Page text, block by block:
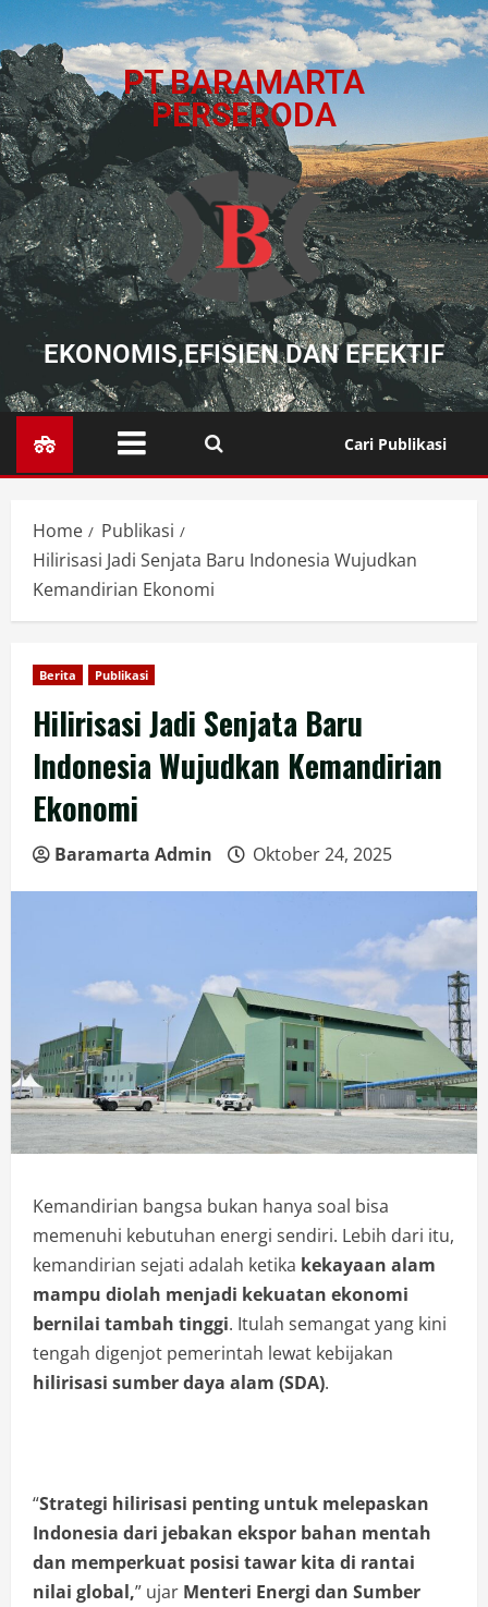
PT BARAMARTA
PERSERODA
EKONOMIS,EFISIEN DAN EFEKTIF
Cari Publikasi
Home
Publikasi
Hilirisasi Jadi Senjata Baru Indonesia Wujudkan
Kemandirian Ekonomi
Berita Publikasi
Hilirisasi Jadi Senjata Baru
Indonesia Wujudkan Kemandirian
Ekonomi
Baramarta Admin Oktober 24, 2025
Kemandirian bangsa bukan hanya soal bisa
memenuhi kebutuhan energi sendiri. Lebih dari itu,
kemandirian sejati adalah ketika kekayaan alam
mampu diolah menjadi kekuatan ekonomi
bernilai tambah tinggi. Itulah semangat yang kini
tengah digenjot pemerintah lewat kebijakan
hilirisasi sumber daya alam (SDA).
“Strategi hilirisasi penting untuk melepaskan
Indonesia dari jebakan ekspor bahan mentah
dan memperkuat posisi tawar kita di rantai
nilai global,” ujar Menteri Energi dan Sumber